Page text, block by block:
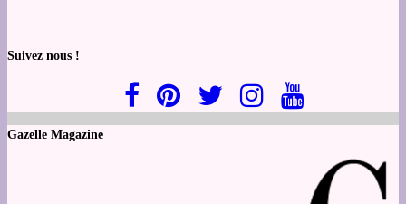
Suivez nous !
Gazelle Magazine